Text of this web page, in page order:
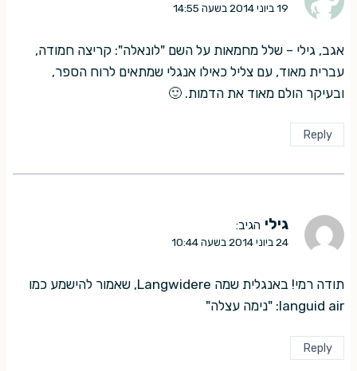
19 ביוני 2014 בשעה 14:55
אגב, גילי – שלל מחמאות על השם "לונאלה": קריצה חמודה,
עברית מאוד, עם צליל כאילו אנגלי שמתאים לרוח הספר,
ובעיקר הולם מאוד את הדמות. 🙂
Reply
גילי הגיב:
24 ביוני 2014 בשעה 10:44
תודה רמי! באנגלית שמה Langwidere, שאמור להישמע כמו
languid air: "נימה עצלה"
Reply